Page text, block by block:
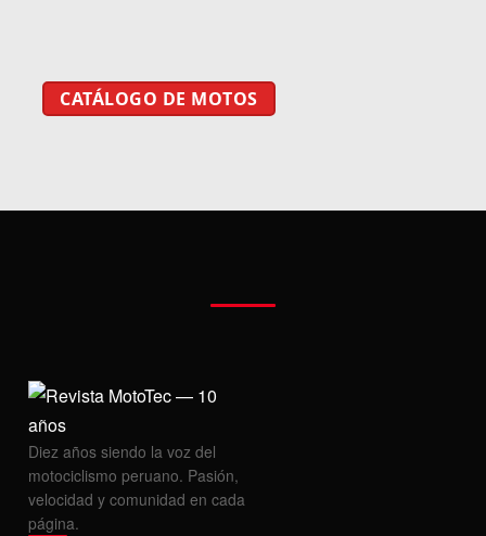
CATÁLOGO DE MOTOS
Diez años siendo la voz del
motociclismo peruano. Pasión,
velocidad y comunidad en cada
página.